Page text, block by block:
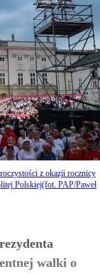
z okazji rocznicy
Polskiej(fot. PAP/Paweł
walki o